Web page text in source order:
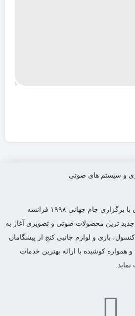
در تابستان داغ ١٣٧٧ هم زمان با برگزاري جام جهاني ١٩٩٨ فرانسه
ترين محصولات صوتي و تصويري آغاز به
بازی و لوازم جانبی کنج از پیشگامان
همواره کوشیده با ارائه بهترین خدمات